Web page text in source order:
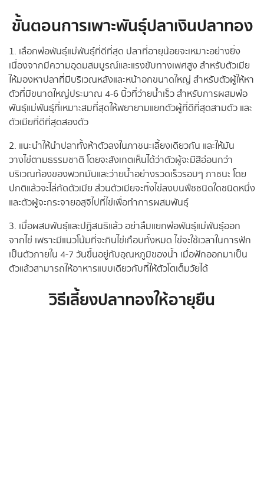
ขั้นตอนการเพาะพันธุ์ปลาเงินปลาทอง
1. เลือกพ่อพันธุ์แม่พันธุ์ที่ดีที่สุด ปลาที่อายุน้อยจะเหมาะอย่างยิ่ง
เนื่องจากมีความอุดมสมบูรณ์และแรงขับทางเพศสูง สำหรับตัวเมีย
ให้มองหาปลาที่มีบริเวณหลังและหน้าอกขนาดใหญ่ สำหรับตัวผู้ให้หา
ตัวที่มีขนาดใหญ่ประมาณ 4-6 นิ้วที่ว่ายน้ำเร็ว สำหรับการผสมพ่อ
พันธุ์แม่พันธุ์ที่เหมาะสมที่สุดให้พยายามแยกตัวผู้ที่ดีที่สุดสามตัว และ
ตัวเมียที่ดีที่สุดสองตัว
2. แนะนำให้นำปลาทั้งห้าตัวลงในภาชนะเลี้ยงเดียวกัน และให้มัน
วางไข่ตามธรรมชาติ โดยจะสังเกตเห็นได้ว่าตัวผู้จะมีสีอ่อนกว่า
บริเวณท้องของพวกมันและว่ายน้ำอย่างรวดเร็วรอบๆ ภาชนะ โดย
ปกติแล้วจะไล่กัดตัวเมีย ส่วนตัวเมียจะทิ้งไข่ลงบนพืชชนิดใดชนิดหนึ่ง
และตัวผู้จะกระจายอสุจิไปที่ไข่เพื่อทำการผสมพันธุ์
3. เมื่อผสมพันธุ์และปฏิสนธิแล้ว อย่าลืมแยกพ่อพันธุ์แม่พันธุ์ออก
จากไข่ เพราะมีแนวโน้มที่จะกินไข่เกือบทั้งหมด ไข่จะใช้เวลาในการฟัก
เป็นตัวภายใน 4-7 วันขึ้นอยู่กับอุณหภูมิของน้ำ เมื่อฟักออกมาเป็น
ตัวแล้วสามารถให้อาหารแบบเดียวกับที่ให้ตัวโตเต็มวัยได้
วิธีเลี้ยงปลาทองให้อายุยืน